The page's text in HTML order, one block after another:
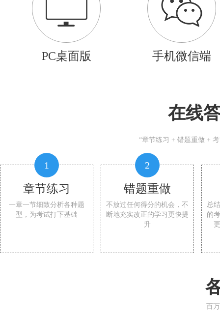
PC桌面版 手机微信端
在线
“章节练习 + 错题重做 +
1
章节练习
一章一节细致分析各种题
型，为考试打下基础
2
错题重做
不放过任何得分的机会，不
断地充实改正的学习更快提
升
总
的
百